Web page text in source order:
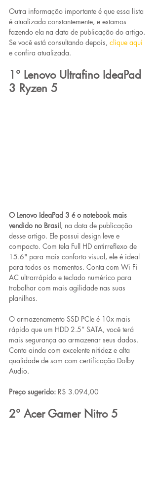
Outra informação importante é que essa lista
é atualizada constantemente, e estamos
fazendo ela na data de publicação do artigo.
Se você está consultando depois, clique aqui
e confira atualizada.
1° Lenovo Ultrafino IdeaPad
3 Ryzen 5
O Lenovo IdeaPad 3 é o notebook mais
vendido no Brasil, na data de publicação
desse artigo. Ele possui design leve e
compacto. Com tela Full HD antirreflexo de
15.6" para mais conforto visual, ele é ideal
para todos os momentos. Conta com Wi Fi
AC ultrarrápido e teclado numérico para
trabalhar com mais agilidade nas suas
planilhas.
O armazenamento SSD PCIe é 10x mais
rápido que um HDD 2.5” SATA, você terá
mais segurança ao armazenar seus dados.
Conta ainda com excelente nitidez e alta
qualidade de som com certificação Dolby
Audio.
Preço sugerido: R$ 3.094,00
2° Acer Gamer Nitro 5